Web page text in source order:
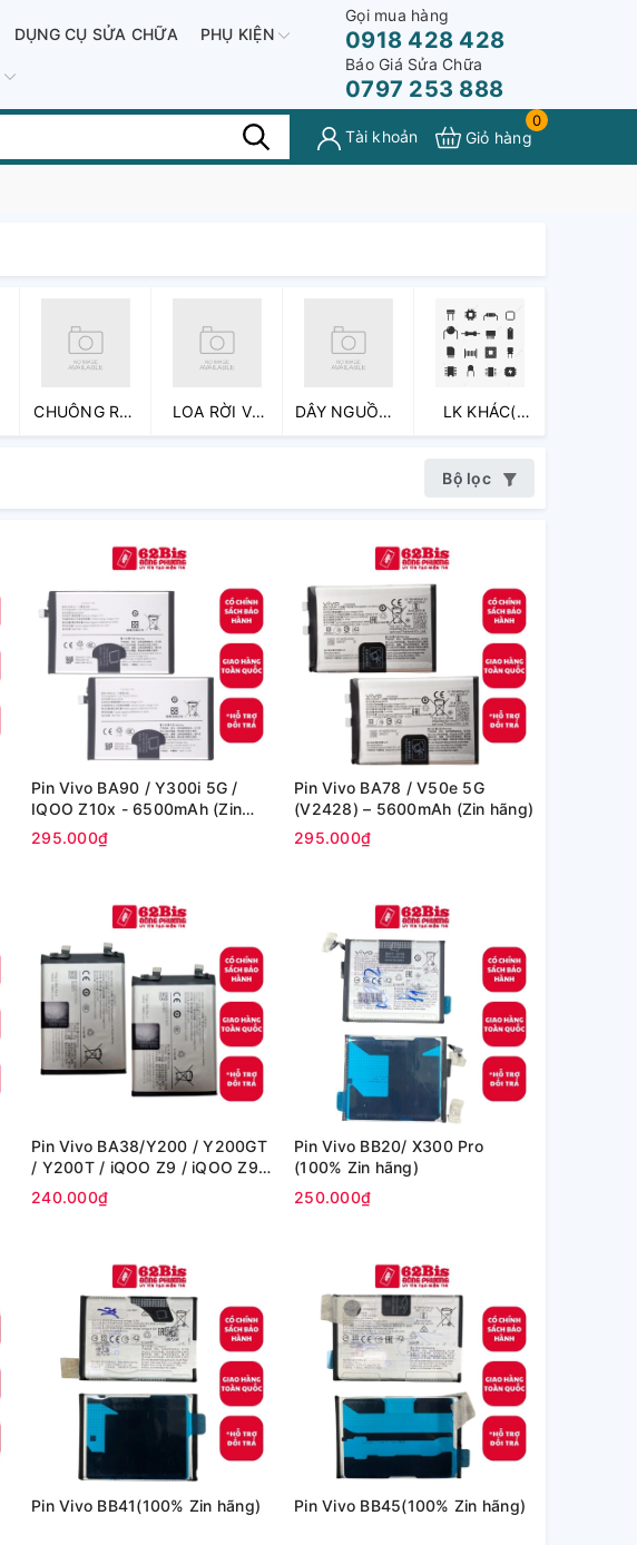
DỤNG CỤ SỬA CHỮA PHỤ KIỆN
Gọi mua hàng
0918 428 428
Báo Giá Sửa Chữa
0797 253 888
Tài khoản
0
Giỏ hàng
CHUÔNG RỜI
VÀ CỤM
LOA RỜI VÀ
CỤM LOA
DÂY NGUỒN ,
CÁP NỐI CÁC
LK KHÁC(
PHẢN
ỐC,...)
Bộ lọc
Pin Vivo BA90 / Y300i 5G /
IQOO Z10x - 6500mAh (Zin
hãng)
295.000₫
Pin Vivo BA78 / V50e 5G
(V2428) – 5600mAh (Zin hãng)
295.000₫
Pin Vivo BA38/Y200 / Y200GT
/ Y200T / iQOO Z9 / iQOO Z9X
5000mAh Zin cty
240.000₫
Pin Vivo BB20/ X300 Pro
(100% Zin hãng)
250.000₫
Pin Vivo BB41(100% Zin hãng) Pin Vivo BB45(100% Zin hãng)